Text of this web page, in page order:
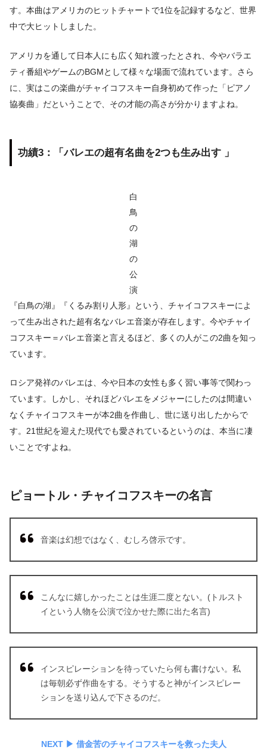
す。本曲はアメリカのヒットチャートで1位を記録するなど、世界
中で大ヒットしました。
アメリカを通して日本人にも広く知れ渡ったとされ、今やバラエ
ティ番組やゲームのBGMとして様々な場面で流れています。さら
に、実はこの楽曲がチャイコフスキー自身初めて作った「ピアノ
協奏曲」だということで、その才能の高さが分かりますよね。
功績3：「バレエの超有名曲を2つも生み出す 」
白
鳥
の
湖
の
公
演
『白鳥の湖』『くるみ割り人形』という、チャイコフスキーによ
って生み出された超有名なバレエ音楽が存在します。今やチャイ
コフスキー＝バレエ音楽と言えるほど、多くの人がこの2曲を知っ
ています。
ロシア発祥のバレエは、今や日本の女性も多く習い事等で関わっ
ています。しかし、それほどバレエをメジャーにしたのは間違い
なくチャイコフスキーが本2曲を作曲し、世に送り出したからで
す。21世紀を迎えた現代でも愛されているというのは、本当に凄
いことですよね。
ピョートル・チャイコフスキーの名言
音楽は幻想ではなく、むしろ啓示です。
こんなに嬉しかったことは生涯二度とない。(トルスト
イという人物を公演で泣かせた際に出た名言)
インスピレーションを待っていたら何も書けない。私
は毎朝必ず作曲をする。そうすると神がインスピレー
ションを送り込んで下さるのだ。
NEXT ▶︎ 借金苦のチャイコフスキーを救った夫人